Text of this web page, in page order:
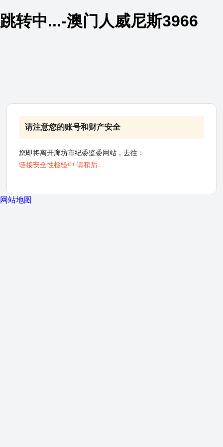
跳转中...-澳门人威尼斯3966
请注意您的账号和财产安全
您即将离开廊坊市纪委监委网站，去往：
链接安全性检验中 请稍后...
网站地图